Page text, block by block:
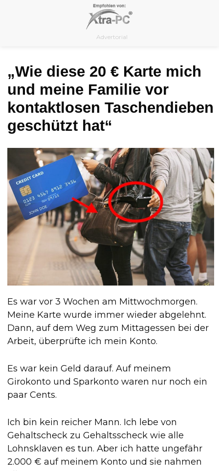
Advertorial
„Wie diese 20 € Karte mich
und meine Familie vor
kontaktlosen Taschendieben
geschützt hat“
Es war vor 3 Wochen am Mittwochmorgen.
Meine Karte wurde immer wieder abgelehnt.
Dann, auf dem Weg zum Mittagessen bei der
Arbeit, überprüfte ich mein Konto.
Es war kein Geld darauf. Auf meinem
Girokonto und Sparkonto waren nur noch ein
paar Cents.
Ich bin kein reicher Mann. Ich lebe von
Gehaltscheck zu Gehaltsscheck wie alle
Lohnsklaven es tun. Aber ich hatte ungefähr
2.000 € auf meinem Konto und sie nahmen